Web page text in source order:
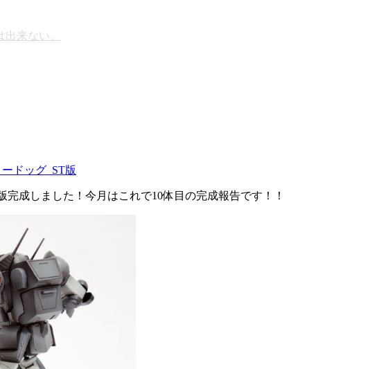
来ない。
ドッグ_ST版
成しました！今月はこれで10体目の完成報告です！！